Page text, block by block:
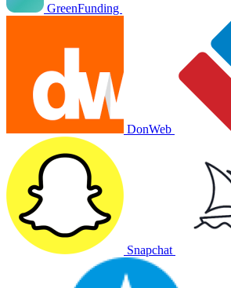
GreenFunding
DonWeb
Snapchat